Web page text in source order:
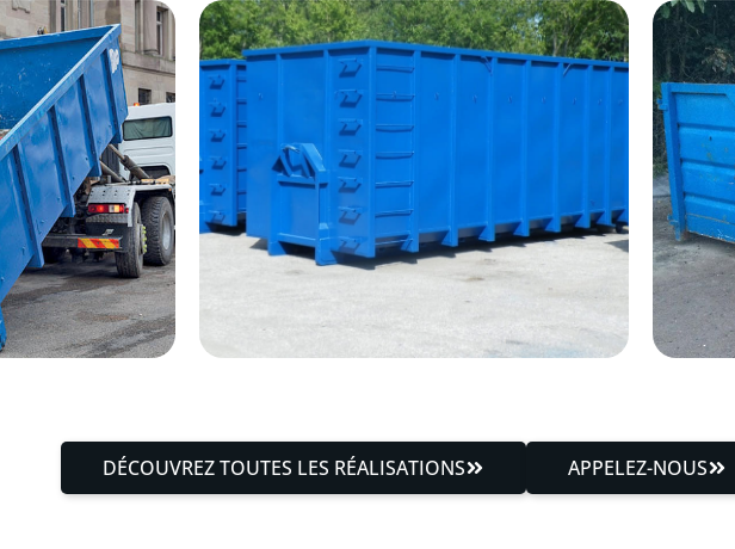
DÉCOUVREZ TOUTES LES RÉALISATIONS APPELEZ-NOUS